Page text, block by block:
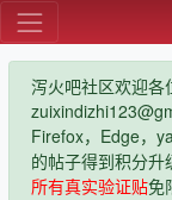
泻火吧社区欢迎各
Firefox，Edge，
的帖子得到积分升
所有真实验证贴免